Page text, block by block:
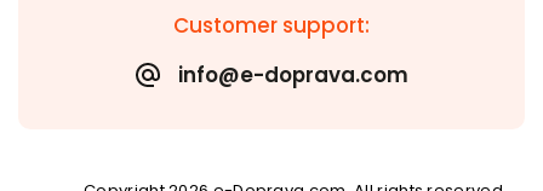
Customer support:
info@e-doprava.com